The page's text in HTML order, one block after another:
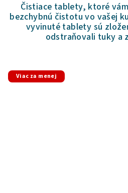
z
5
Čistiace tablety, ktoré
bezchybnú čistotu vo vašej
vyvinuté tablety sú
odstraňovali tuky a
Viac za menej